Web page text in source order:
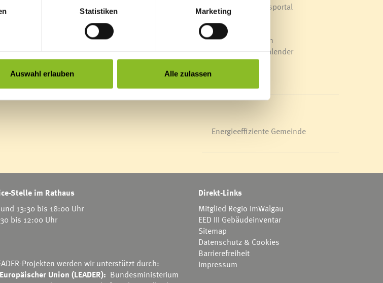
Statistiken Marketing
Auswahl erlauben Alle zulassen
Veröffentlichungsportal
Blackout
Ortsplan
Bürgermeldungen
Veranstaltungskalender
Mediathek
Energieeffiziente Gemeinde
Stelle im Rathaus
13:30 bis 18:00 Uhr
bis 12:00 Uhr
Projekten werden wir unterstützt durch:
Union (LEADER): Bundesministerium
Direkt-Links
Mitglied Regio ImWalgau
EED III Gebäudeinventar
Sitemap
Datenschutz & Cookies
Barrierefreiheit
Impressum